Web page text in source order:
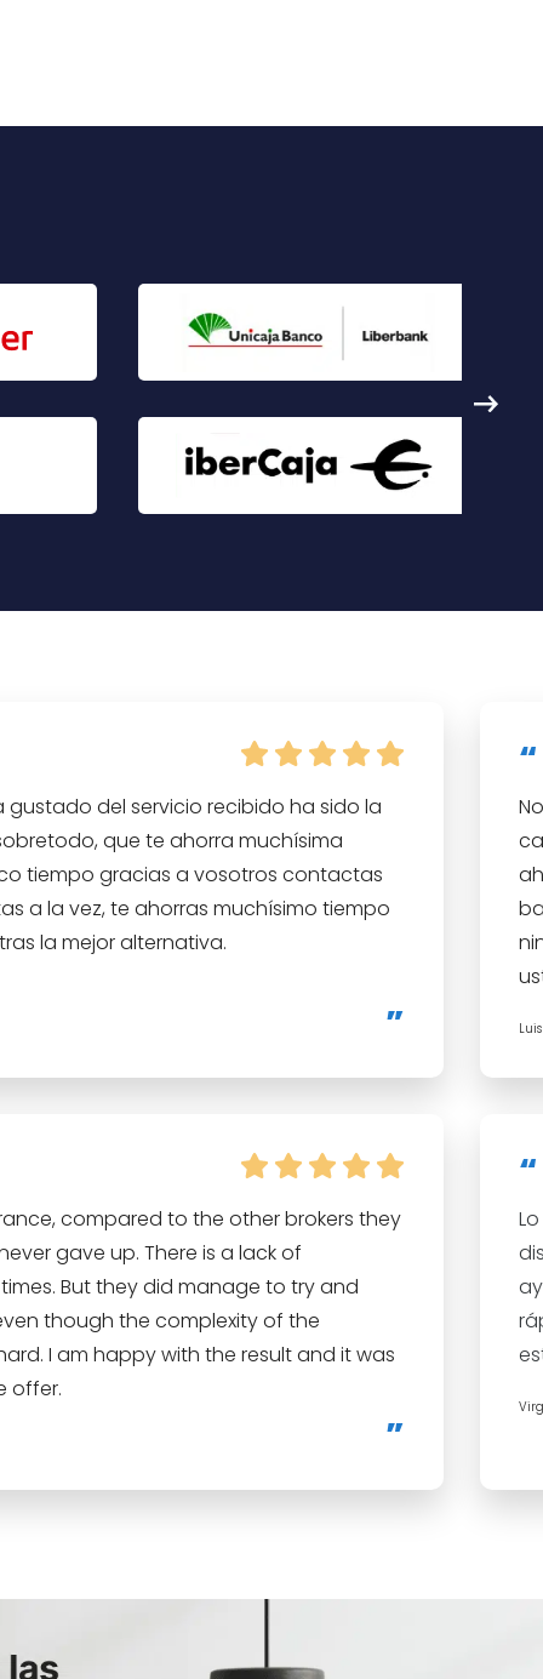
gustado del servicio recibido ha sido la
que te ahorra muchísima
tiempo gracias a vosotros contactas
a la vez, te ahorras muchísimo tiempo
la mejor alternativa.
compared to the other brokers they
gave up. There is a lack of
But they did manage to try and
though the complexity of the
I am happy with the result and it was
offer.